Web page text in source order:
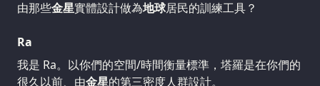
由那些金星實體設計做為地球居民的訓練工具？
Ra
我是 Ra。以你們的空間/時間衡量標準，塔羅是在你們的
很久以前、由金星的第三密度人群設計。